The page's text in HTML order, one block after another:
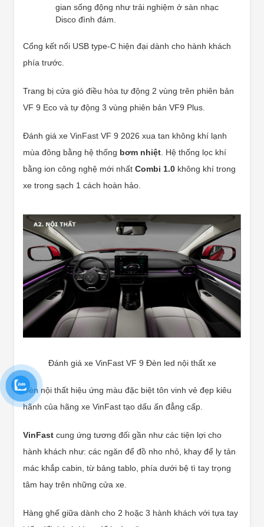
gian sống động như trải nghiệm ở sàn nhạc
Disco đình đám.
Cổng kết nối USB type-C hiện đại dành cho hành khách
phía trước.
Trang bị cửa gió điều hòa tự động 2 vùng trên phiên bản
VF 9 Eco và tự động 3 vùng phiên bản VF9 Plus.
Đánh giá xe VinFast VF 9 2026 xua tan không khí lạnh
mùa đông bằng hệ thống bơm nhiệt . Hệ thống lọc khí
bằng ion công nghệ mới nhất Combi 1.0 không khí trong
xe trong sạch 1 cách hoàn hảo.
Đánh giá xe VinFast VF 9 Đèn led nội thất xe
Đèn nội thất hiệu ứng màu đặc biệt tôn vinh vẻ đẹp kiêu
hãnh của hãng xe VinFast tạo dấu ấn đẳng cấp.
VinFast cung ứng tương đối gần như các tiện lợi cho
hành khách như: các ngăn để đồ nho nhỏ, khay để ly tản
mác khắp cabin, từ bảng tablo, phía dưới bệ tì tay trọng
tâm hay trên những cửa xe.
Hàng ghế giữa dành cho 2 hoặc 3 hành khách với tựa tay